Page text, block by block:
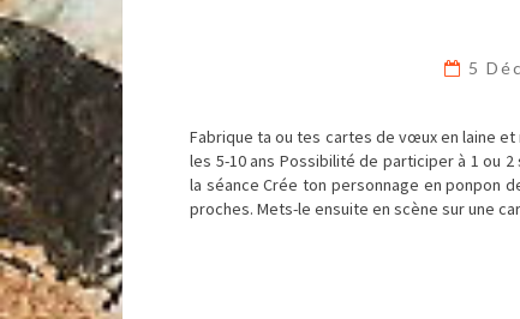
5
Fabrique ta ou tes cartes de vœux en laine et
les 5-10 ans Possibilité de participer à 1 ou 2
la séance Crée ton personnage en ponpon
proches. Mets-le ensuite en scène sur une